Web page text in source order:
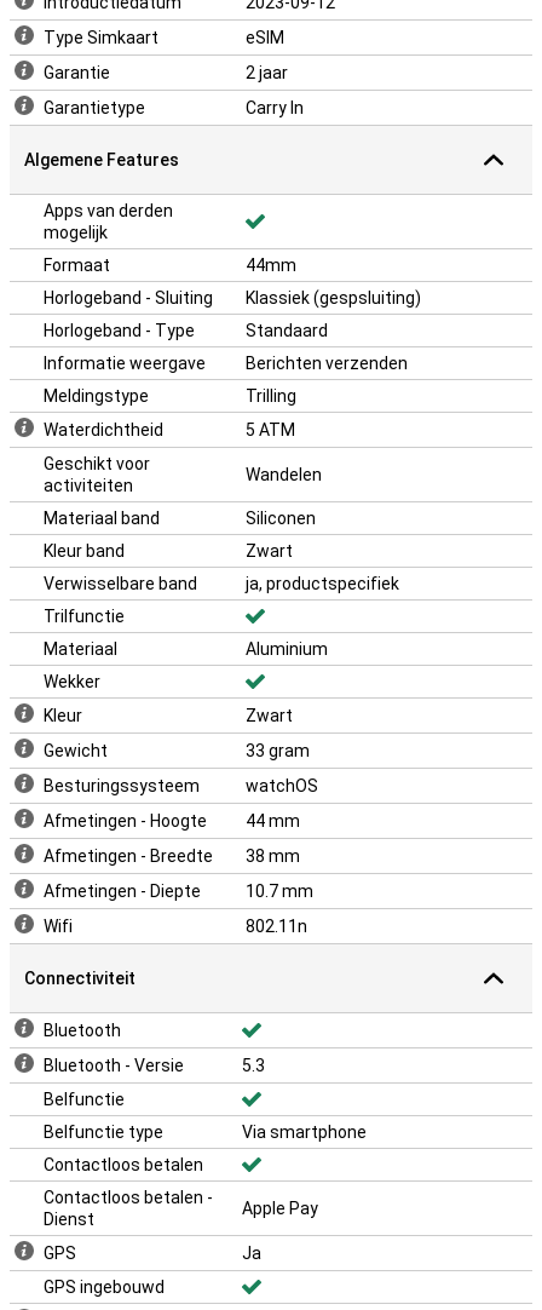
Type Simkaart
eSIM
Garantie
2 jaar
Garantietype
Carry In
Algemene Features
Apps van derden
mogelijk
Formaat
44mm
Horlogeband - Sluiting
Klassiek (gespsluiting)
Horlogeband - Type
Standaard
Informatie weergave
Berichten verzenden
Meldingstype
Trilling
Waterdichtheid
5 ATM
Geschikt voor
activiteiten
Wandelen
Materiaal band
Siliconen
Kleur band
Zwart
Verwisselbare band
ja, productspecifiek
Trilfunctie
Materiaal
Aluminium
Wekker
Kleur
Zwart
Gewicht
33 gram
Besturingssysteem
watchOS
Afmetingen - Hoogte
44 mm
Afmetingen - Breedte
38 mm
Afmetingen - Diepte
10.7 mm
Wifi
802.11n
Connectiviteit
Bluetooth
Bluetooth - Versie
5.3
Belfunctie
Belfunctie type
Via smartphone
Contactloos betalen
Contactloos betalen -
Dienst
Apple Pay
GPS
Ja
GPS ingebouwd